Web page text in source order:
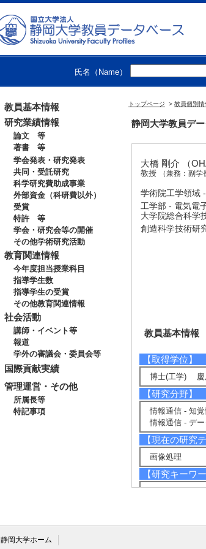
氏名（Name）
教員基本情報
研究業績情報
論文 等
著書 等
学会発表・研究発表
共同・受託研究
科学研究費助成事業
外部資金（科研費以外）
受賞
特許 等
学会・研究会等の開催
その他学術研究活動
教育関連情報
今年度担当授業科目
指導学生数
指導学生の受賞
その他教育関連情報
社会活動
講師・イベント等
報道
学外の審議会・委員会等
国際貢献実績
管理運営・その他
所属長等
特記事項
トップページ > 教員個別情
静岡大学教員デ
大橋 剛介 （
教授 （兼務：副
学術院工学領域
工学部 - 電気電
大学院総合科学
創造科学技術研
教員基本情報
【取得学位】
博士(工学) 慶
【研究分野】
情報通信 - 知
情報通信 - デ
【現在の研究
画像処理
【研究キーワー
・IEEE
静岡大学ホーム